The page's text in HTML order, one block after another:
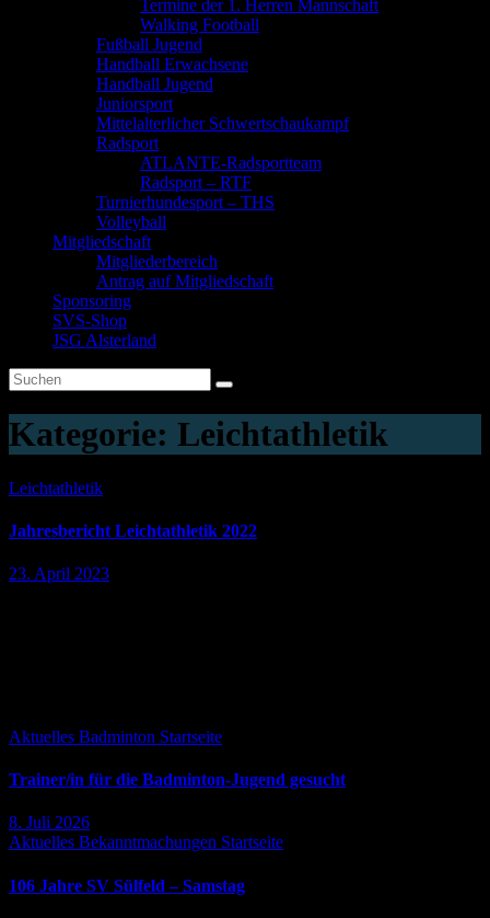
Termine der 1. Herren Mannschaft
Walking Football
Fußball Jugend
Handball Erwachsene
Handball Jugend
Juniorsport
Mittelalterlicher Schwertschaukampf
Radsport
ATLANTE-Radsportteam
Radsport – RTF
Turnierhundesport – THS
Volleyball
Mitgliedschaft
Mitgliederbereich
Antrag auf Mitgliedschaft
Sponsoring
SVS-Shop
JSG Alsterland
Kategorie: Leichtathletik
Leichtathletik
Jahresbericht Leichtathletik 2022
23. April 2023
Aktuelles Badminton Startseite
Trainer/in für die Badminton-Jugend gesucht
8. Juli 2026
Aktuelles Bekanntmachungen Startseite
106 Jahre SV Sülfeld – Samstag